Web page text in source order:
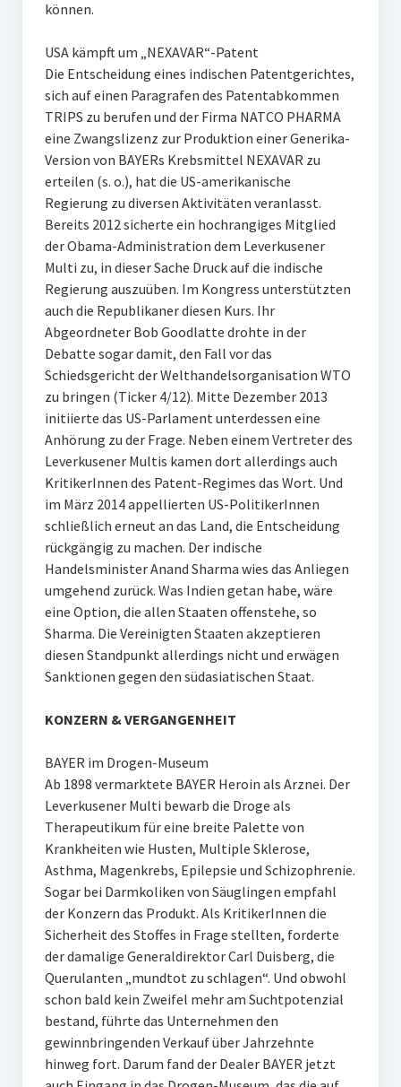
können.
USA kämpft um „NEXAVAR“-Patent
Die Entscheidung eines indischen Patentgerichtes,
sich auf einen Paragrafen des Patentabkommen
TRIPS zu berufen und der Firma NATCO PHARMA
eine Zwangslizenz zur Produktion einer Generika-
Version von BAYERs Krebsmittel NEXAVAR zu
erteilen (s. o.), hat die US-amerikanische
Regierung zu diversen Aktivitäten veranlasst.
Bereits 2012 sicherte ein hochrangiges Mitglied
der Obama-Administration dem Leverkusener
Multi zu, in dieser Sache Druck auf die indische
Regierung auszuüben. Im Kongress unterstützten
auch die Republikaner diesen Kurs. Ihr
Abgeordneter Bob Goodlatte drohte in der
Debatte sogar damit, den Fall vor das
Schiedsgericht der Welthandelsorganisation WTO
zu bringen (Ticker 4/12). Mitte Dezember 2013
initiierte das US-Parlament unterdessen eine
Anhörung zu der Frage. Neben einem Vertreter des
Leverkusener Multis kamen dort allerdings auch
KritikerInnen des Patent-Regimes das Wort. Und
im März 2014 appellierten US-PolitikerInnen
schließlich erneut an das Land, die Entscheidung
rückgängig zu machen. Der indische
Handelsminister Anand Sharma wies das Anliegen
umgehend zurück. Was Indien getan habe, wäre
eine Option, die allen Staaten offenstehe, so
Sharma. Die Vereinigten Staaten akzeptieren
diesen Standpunkt allerdings nicht und erwägen
Sanktionen gegen den südasiatischen Staat.
KONZERN & VERGANGENHEIT
BAYER im Drogen-Museum
Ab 1898 vermarktete BAYER Heroin als Arznei. Der
Leverkusener Multi bewarb die Droge als
Therapeutikum für eine breite Palette von
Krankheiten wie Husten, Multiple Sklerose,
Asthma, Magenkrebs, Epilepsie und Schizophrenie.
Sogar bei Darmkoliken von Säuglingen empfahl
der Konzern das Produkt. Als KritikerInnen die
Sicherheit des Stoffes in Frage stellten, forderte
der damalige Generaldirektor Carl Duisberg, die
Querulanten „mundtot zu schlagen“. Und obwohl
schon bald kein Zweifel mehr am Suchtpotenzial
bestand, führte das Unternehmen den
gewinnbringenden Verkauf über Jahrzehnte
hinweg fort. Darum fand der Dealer BAYER jetzt